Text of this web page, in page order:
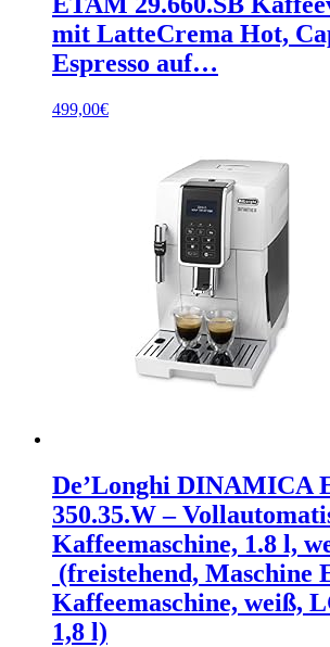
mit LatteCrema Hot,
Espresso auf…
499,00€
De’Longhi DINAMICA
350.35.W –
Kaffeemaschine, 1.8 l,
(freistehend, Maschine
Kaffeemaschine, weiß,
1,8 l)